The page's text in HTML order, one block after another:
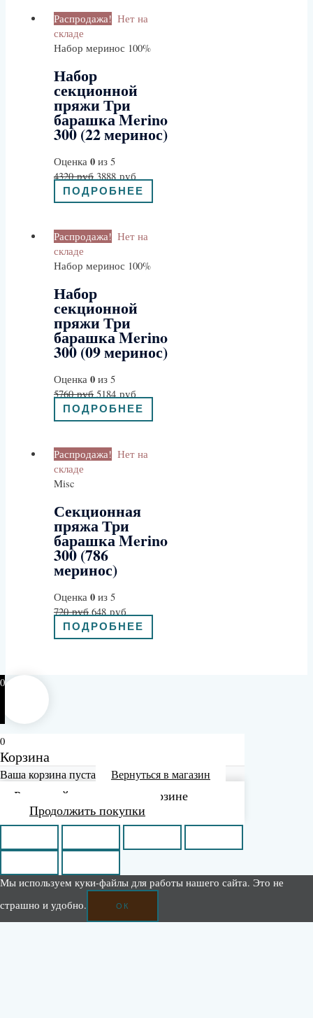
Распродажа! Нет на
складе
Набор меринос 100%
Набор
секционной
пряжи Три
барашка Merino
300 (22 меринос)
Оценка0 из 5
4320руб 3888руб
ПОДРОБНЕЕ
Распродажа! Нет на
складе
Набор меринос 100%
Набор
секционной
пряжи Три
барашка Merino
300 (09 меринос)
Оценка0 из 5
5760руб 5184руб
ПОДРОБНЕЕ
Распродажа! Нет на
складе
Misc
Секционная
пряжа Три
барашка Merino
300 (786
меринос)
Оценка0 из 5
720руб 648руб
ПОДРОБНЕЕ
0
0
Корзина
Ваша корзина пуста Вернуться в магазин
Рассчитайте доставку в корзине
Продолжить покупки
Мы используем куки-файлы для работы нашего сайта. Это не
страшно и удобно.
ОК